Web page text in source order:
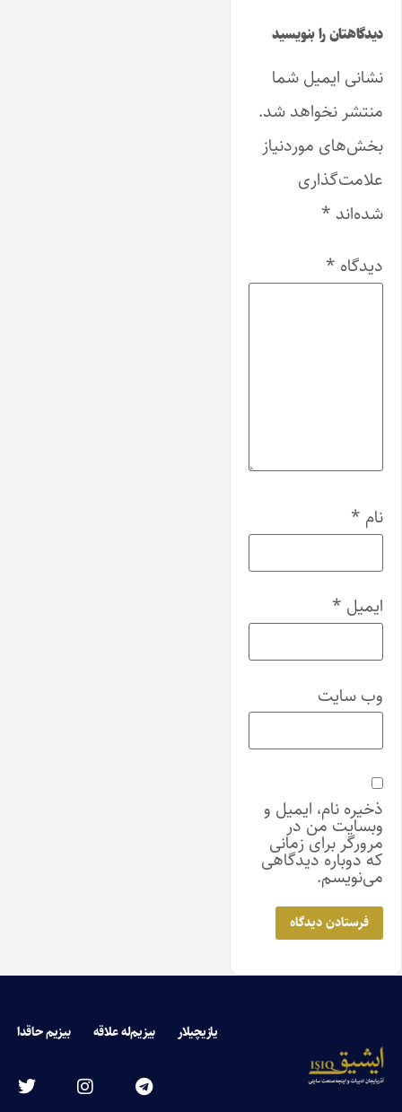
دیدگاهتان را بنویسید
نشانی ایمیل شما
منتشر نخواهد شد.
بخش‌های موردنیاز
علامت‌گذاری
شده‌اند *
دیدگاه *
نام *
ایمیل *
وب‌ سایت
ذخیره نام، ایمیل و
وبسایت من در
مرورگر برای زمانی
که دوباره دیدگاهی
می‌نویسم.
یازیچیلار بیزیم‌له علاقه بیزیم حاقدا